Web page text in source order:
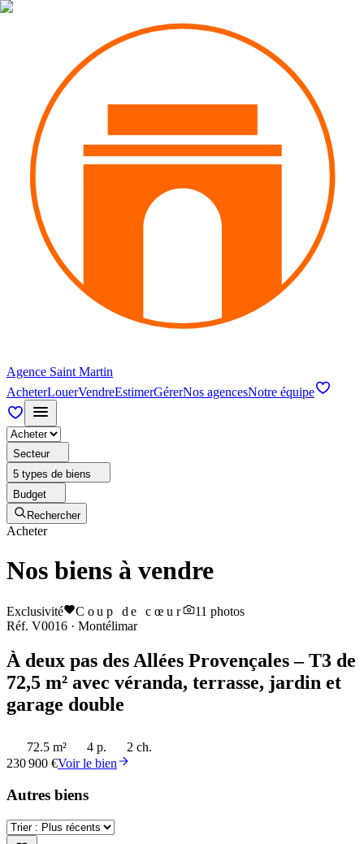
Agence Saint Martin
AcheterLouerVendreEstimerGérerNos agencesNotre équipe
Secteur
5 types de biens
Budget
Rechercher
Acheter
Nos biens à vendre
Exclusivité Coup de cœur 11 photos
Réf. V0016 · Montélimar
À deux pas des Allées Provençales – T3 de
72,5 m² avec véranda, terrasse, jardin et
garage double
72.5 m² 4 p.
2 ch.
230 900 €Voir le bien
Autres biens